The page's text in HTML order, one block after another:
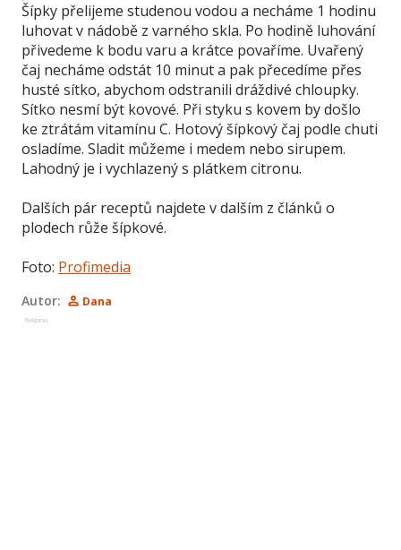
Šípky přelijeme studenou vodou a necháme 1 hodinu
luhovat v nádobě z varného skla. Po hodině luhování
přivedeme k bodu varu a krátce povaříme. Uvařený
čaj necháme odstát 10 minut a pak přecedíme přes
husté sítko, abychom odstranili dráždivé chloupky.
Sítko nesmí být kovové. Při styku s kovem by došlo
ke ztrátám vitamínu C. Hotový šípkový čaj podle chuti
osladíme. Sladit můžeme i medem nebo sirupem.
Lahodný je i vychlazený s plátkem citronu.
Dalších pár receptů najdete v dalším z článků o
plodech růže šípkové.
Foto: Profimedia
Autor: Dana
Reklama